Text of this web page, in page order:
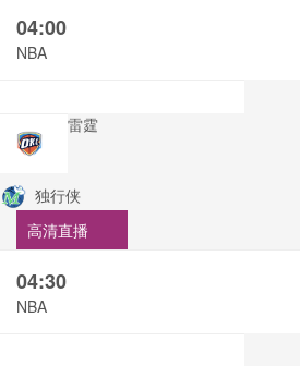
04:00
NBA
雷霆
独行侠
高清直播
04:30
NBA